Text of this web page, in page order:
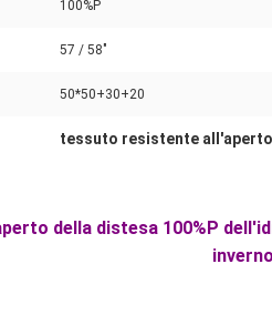
100%P
57 / 58"
50*50+30+20
tessuto resistente
della distesa 100%P